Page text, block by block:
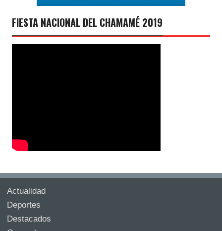
FIESTA NACIONAL DEL CHAMAMÉ 2019
Actualidad
Deportes
Destacados